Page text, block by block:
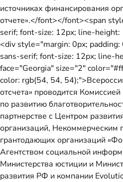
источниках финансирования
отчете».</font></font><span
serif; font-size: 12px; line-
<div style="margin: 0px;
sans-serif; font-size: 12px; line-
face="Georgia" size="2"
color: rgb(54, 54,
отсчета» проводится
по развитию
партнерстве с Центром
организаций, Некоммерческим
грантодающих организаций
Агентством социальной
Министерства юстиции и
развития РФ и компании